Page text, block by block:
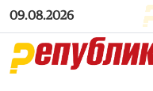
Skip to main content
09.08.2026